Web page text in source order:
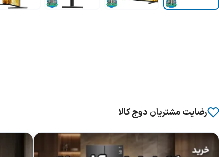
رضایت مشتریان دوج کالا